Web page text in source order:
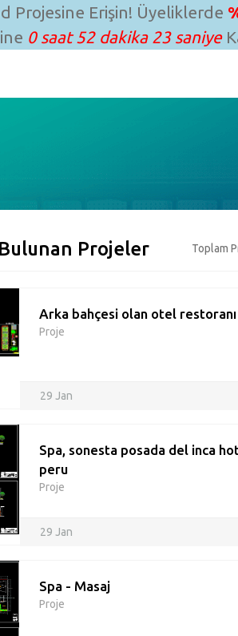
Projesine Erişin! Üyeliklerde
0 saat 52 dakika 22 saniye
Projeler Toplam
Arka bahçesi olan otel restoranı
Proje
29 Jan
Spa, sonesta posada del inca
peru
Proje
29 Jan
Spa - Masaj
Proje